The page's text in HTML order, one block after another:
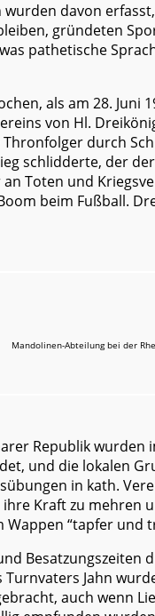
davon
gründeten
pathetische
als am 28. Juni
von Hl.
durch
schlidderte, der
Toten und
beim Fußball.
Mandolinen-Abteilung bei der
Republik
und die lokalen
in kath.
ihre Kraft zu
Wappen “tapfer und
Jahn
auch wenn